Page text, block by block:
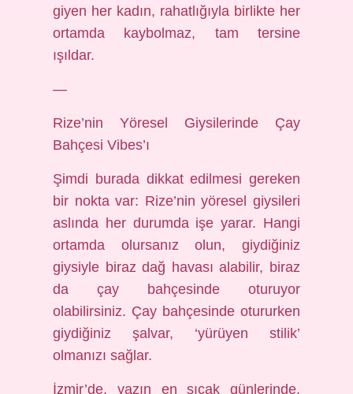
giyen her kadın, rahatlığıyla birlikte her
ortamda kaybolmaz, tam tersine
ışıldar.
—
Rize’nin Yöresel Giysilerinde Çay
Bahçesi Vibes’ı
Şimdi burada dikkat edilmesi gereken
bir nokta var: Rize’nin yöresel giysileri
aslında her durumda işe yarar. Hangi
ortamda olursanız olun, giydiğiniz
giysiyle biraz dağ havası alabilir, biraz
da çay bahçesinde oturuyor
olabilirsiniz. Çay bahçesinde otururken
giydiğiniz şalvar, ‘yürüyen stilik’
olmanızı sağlar.
İzmir’de, yazın en sıcak günlerinde,